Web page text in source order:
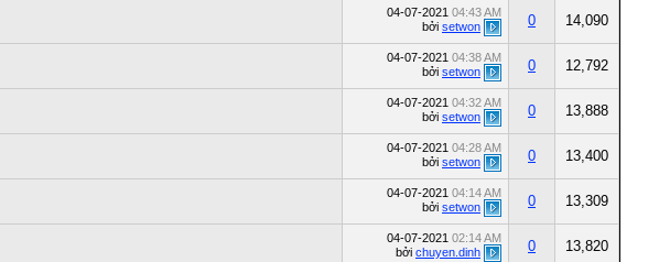
04-07-2021 04:43 AM
bởi setwon 0 14,090
04-07-2021 04:38 AM
bởi setwon 0 12,792
04-07-2021 04:32 AM
bởi setwon 0 13,888
04-07-2021 04:28 AM
bởi setwon 0 13,400
04-07-2021 04:14 AM
bởi setwon 0 13,309
04-07-2021 02:14 AM
bởi chuyen.dinh 0 13,820